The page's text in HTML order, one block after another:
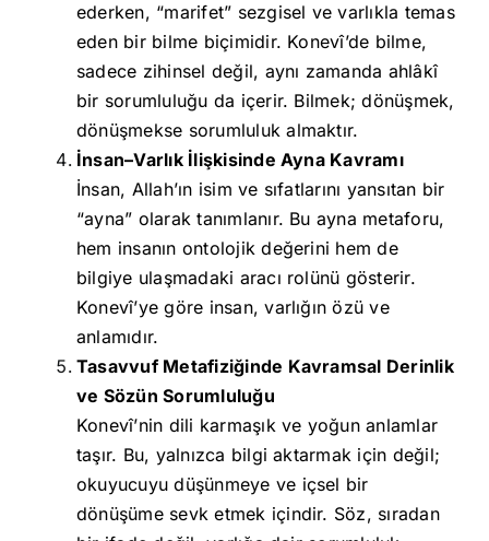
ederken, “marifet” sezgisel ve varlıkla temas
eden bir bilme biçimidir. Konevî’de bilme,
sadece zihinsel değil, aynı zamanda ahlâkî
bir sorumluluğu da içerir. Bilmek; dönüşmek,
dönüşmekse sorumluluk almaktır.
İnsan–Varlık İlişkisinde Ayna Kavramı
İnsan, Allah’ın isim ve sıfatlarını yansıtan bir
“ayna” olarak tanımlanır. Bu ayna metaforu,
hem insanın ontolojik değerini hem de
bilgiye ulaşmadaki aracı rolünü gösterir.
Konevî’ye göre insan, varlığın özü ve
anlamıdır.
Tasavvuf Metafiziğinde Kavramsal Derinlik
ve Sözün Sorumluluğu
Konevî’nin dili karmaşık ve yoğun anlamlar
taşır. Bu, yalnızca bilgi aktarmak için değil;
okuyucuyu düşünmeye ve içsel bir
dönüşüme sevk etmek içindir. Söz, sıradan